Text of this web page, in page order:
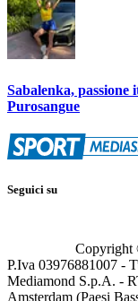
Sabalenka,
Purosangue
Seguici su
Copyright
P.Iva 03976881007 -
Mediamond S.p.A. -
Amsterdam (Paesi